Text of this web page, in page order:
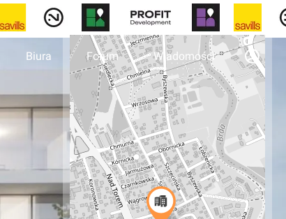
Biura Forum Wiadomości